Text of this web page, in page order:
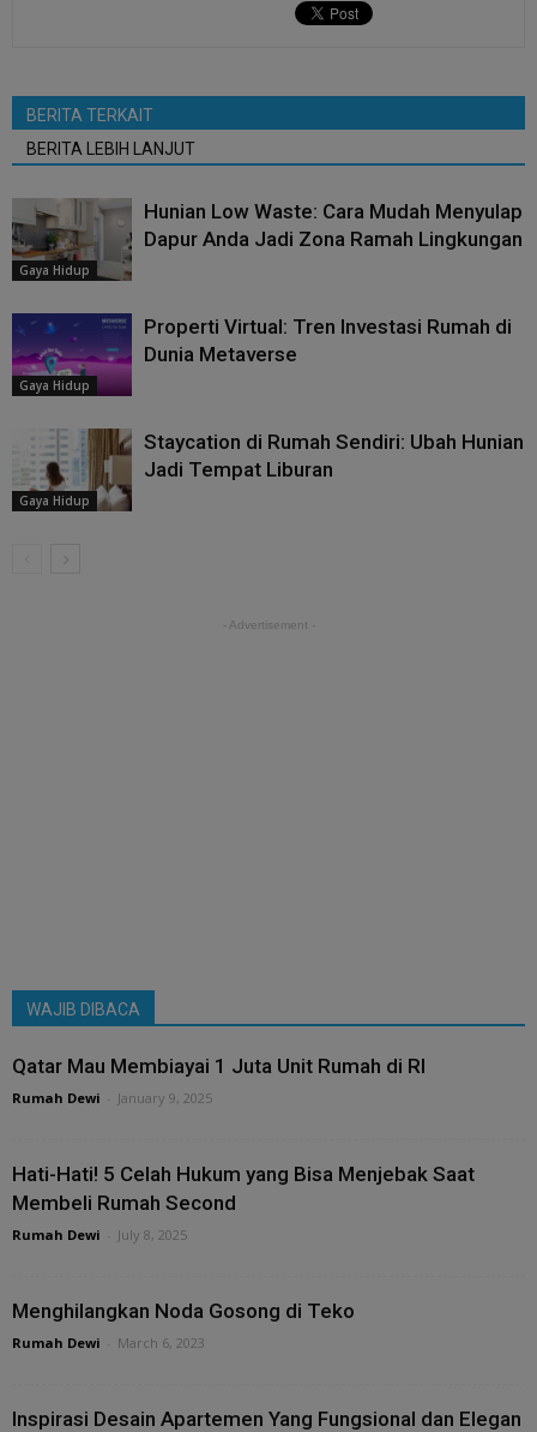
BERITA TERKAIT
BERITA LEBIH LANJUT
Gaya Hidup
Hunian Low Waste: Cara Mudah Menyulap
Dapur Anda Jadi Zona Ramah Lingkungan
Gaya Hidup
Properti Virtual: Tren Investasi Rumah di
Dunia Metaverse
Gaya Hidup
Staycation di Rumah Sendiri: Ubah Hunian
Jadi Tempat Liburan
- Advertisement -
WAJIB DIBACA
Qatar Mau Membiayai 1 Juta Unit Rumah di RI
Rumah Dewi January 9, 2025
Hati-Hati! 5 Celah Hukum yang Bisa Menjebak Saat
Membeli Rumah Second
Rumah Dewi July 8, 2025
Menghilangkan Noda Gosong di Teko
Rumah Dewi March 6, 2023
Inspirasi Desain Apartemen Yang Fungsional dan Elegan